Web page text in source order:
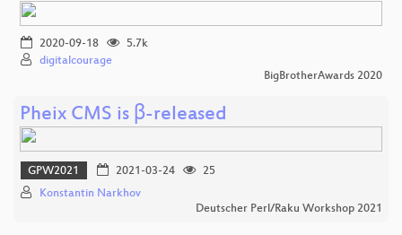
2020-09-18
5.7k
digitalcourage
BigBrotherAwards 2020
Pheix CMS is β-released
GPW2021 2021-03-24
25
Konstantin Narkhov
Deutscher Perl/Raku Workshop 2021